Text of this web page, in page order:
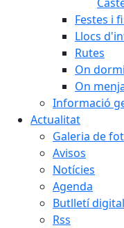
Festes i
Llocs
Rutes
On
On
Informació
Actualitat
Galeria de
Avisos
Notícies
Agenda
Butlletí digital
Rss